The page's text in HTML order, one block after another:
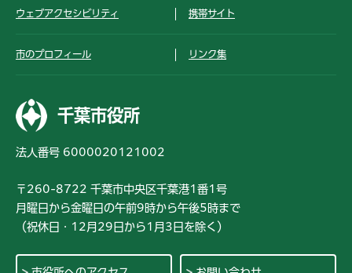
ウェブアクセシビリティ 携帯サイト
市のプロフィール リンク集
千葉市役所
法人番号 6000020121002
〒260-8722 千葉市中央区千葉港1番1号
月曜日から金曜日の午前9時から午後5時まで
（祝休日・12月29日から1月3日を除く）